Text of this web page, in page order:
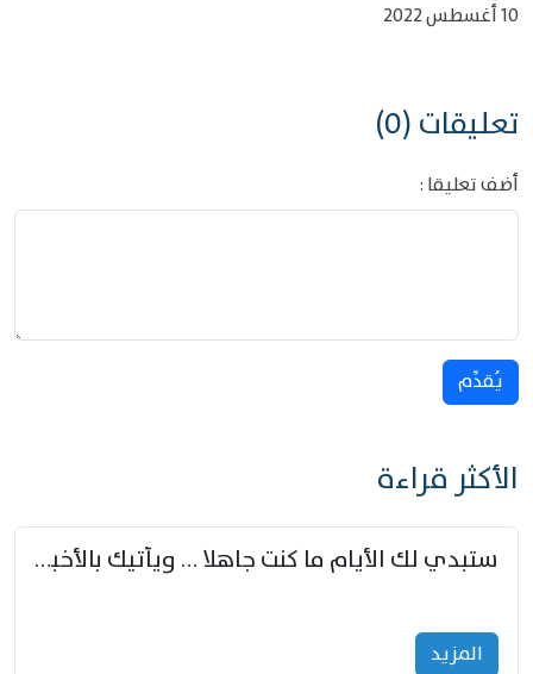
10 أغسطس 2022
تعليقات (0)
أضف تعليقا :
يُقدِّم
الأكثر قراءة
ستبدي لك الأيام ما كنت جاهلا … ويأتيك بالأخبار من لم تزوّد
المزید